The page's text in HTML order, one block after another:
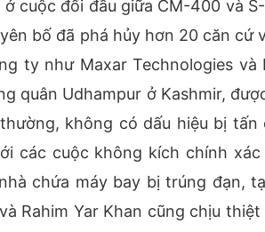
cuộc đối đầu giữa CM-400 và
bố đã phá hủy hơn 20 căn cứ
ty như Maxar Technologies và
quân Udhampur ở Kashmir,
không có dấu hiệu bị tấn
các cuộc không kích chính
chứa máy bay bị trúng đạn,
Rahim Yar Khan cũng chịu